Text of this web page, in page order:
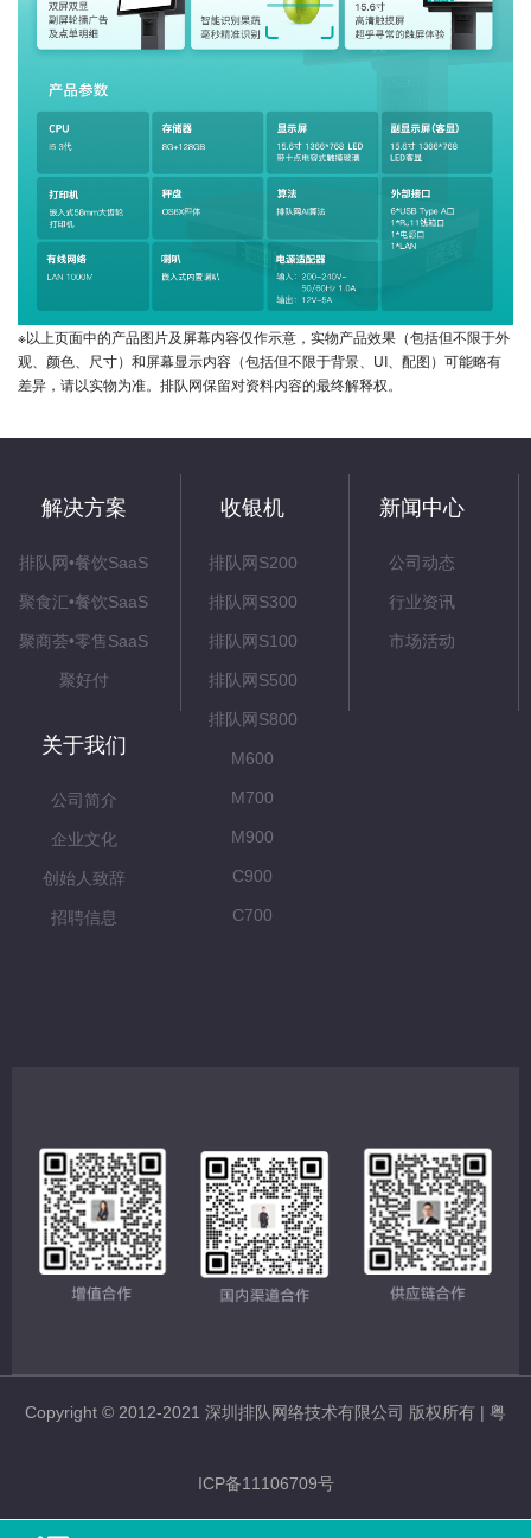
※以上页面中的产品图片及屏幕内容仅作示意，实物产品效果（包括但不限于外
观、颜色、尺寸）和屏幕显示内容（包括但不限于背景、UI、配图）可能略有
差异，请以实物为准。排队网保留对资料内容的最终解释权。
解决方案
排队网•餐饮SaaS
聚食汇•餐饮SaaS
聚商荟•零售SaaS
聚好付
收银机
排队网S200
排队网S300
排队网S100
排队网S500
排队网S800
M600
M700
M900
C900
C700
新闻中心
公司动态
行业资讯
市场活动
关于我们
公司简介
企业文化
创始人致辞
招聘信息
Copyright © 2012-2021 深圳排队网络技术有限公司 版权所有 | 粤
ICP备11106709号